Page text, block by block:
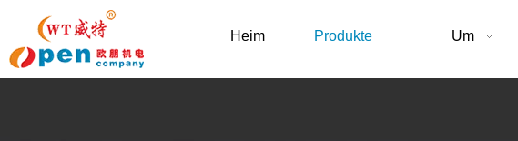
Heim Produkte Um